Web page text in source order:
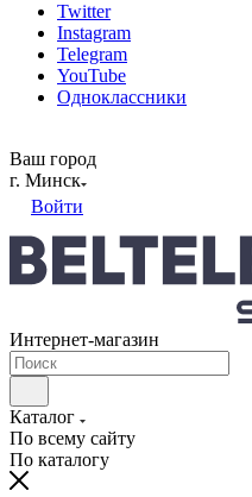
Twitter
Instagram
Telegram
YouTube
Одноклассники
Ваш город
г. Минск
Войти
Интернет-магазин
Каталог
По всему сайту
По каталогу